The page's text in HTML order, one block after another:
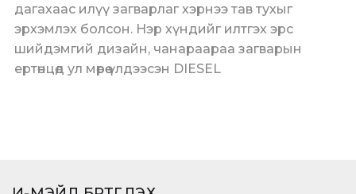
дагахаас илүү загварлаг хэрнээ тав тухыг
эрхэмлэх болсон. Нэр хүндийг илтгэх эрс
шийдэмгий дизайн, чанараараа загварын
ертөнцөд ул мөрөө үлдээсэн DIESEL